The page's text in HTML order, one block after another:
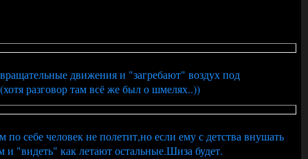
движения и "загребают" воздух под
разговор там всё же был о шмелях..))
себе человек не полетит,но если ему с детства внушать
и "видеть" как летают остальные.Шиза будет.